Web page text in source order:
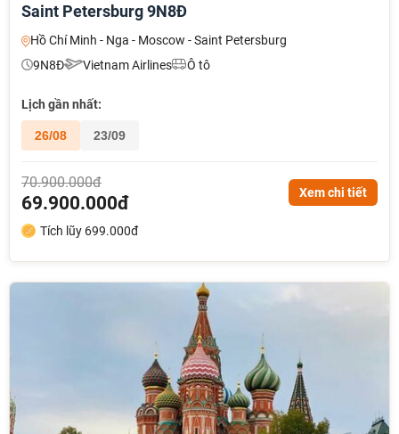
Saint Petersburg 9N8Đ
Hồ Chí Minh - Nga - Moscow - Saint Petersburg
9N8Đ
Vietnam Airlines Ô tô
Lịch gần nhất:
26/08 23/09
70.900.000đ
69.900.000đ Xem chi tiết
Tích lũy 699.000đ
NHẬN ƯU ĐÃI NGAY